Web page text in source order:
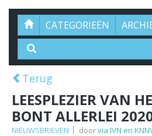
CATEGORIEËN
Terug
LEESPLEZIER VAN
BONT ALLERLEI
NIEUWSBRIEVEN doorvia IVN en